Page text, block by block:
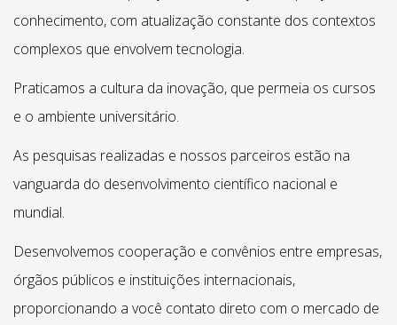
conhecimento, com atualização constante dos contextos
complexos que envolvem tecnologia.
Praticamos a cultura da inovação, que permeia os cursos
e o ambiente universitário.
As pesquisas realizadas e nossos parceiros estão na
vanguarda do desenvolvimento científico nacional e
mundial.
Desenvolvemos cooperação e convênios entre empresas,
órgãos públicos e instituições internacionais,
proporcionando a você contato direto com o mercado de